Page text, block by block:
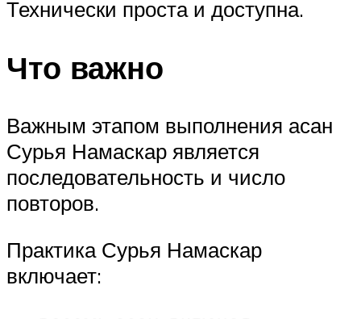
Технически проста и доступна.
Что важно
Важным этапом выполнения асан
Сурья Намаскар является
последовательность и число
повторов.
Практика Сурья Намаскар
включает: